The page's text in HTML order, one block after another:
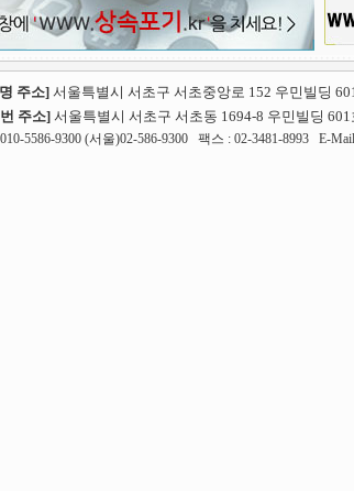
주소] 서울특별시 서초구 서초중앙로 152 우민빌딩
주소]서울특별시 서초구 서초동 1694-8 우민빌딩
5586-9300 (서울)02-586-9300 팩스 : 02-3481-8993 E-